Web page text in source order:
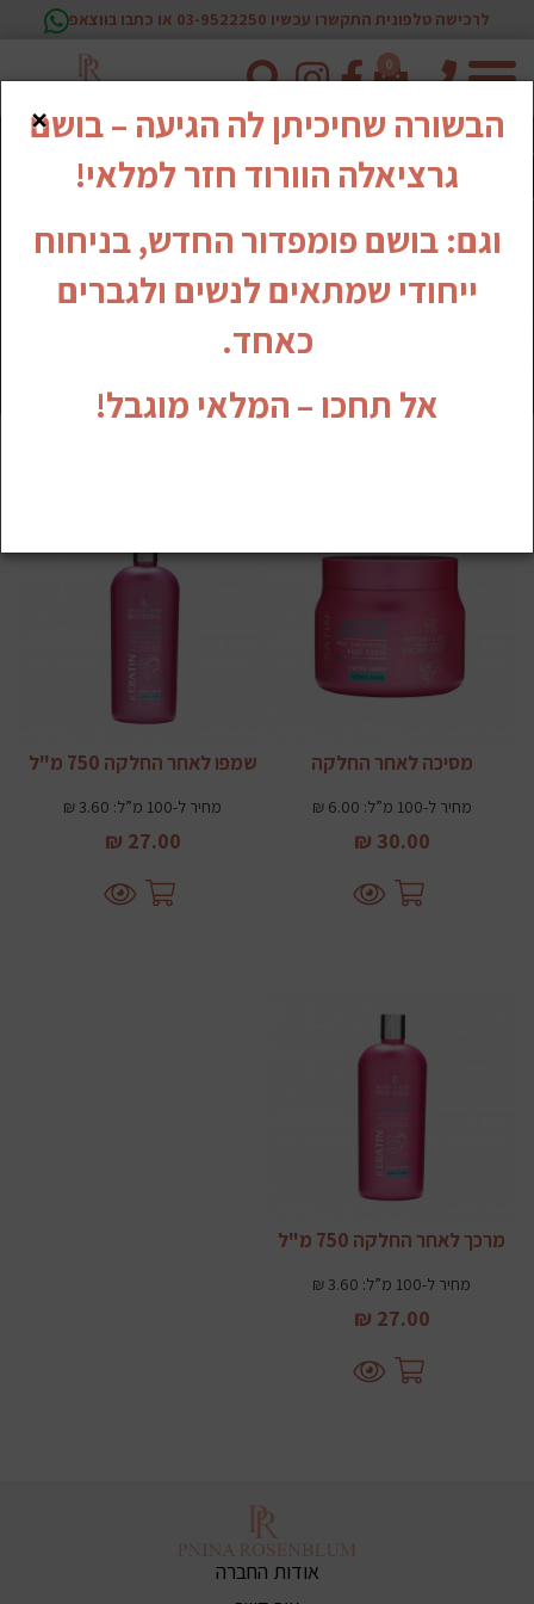
לרכישה טלפונית התקשרו עכשיו 03-9522250 או כתבו בווצאפ
טלפון
0
מסיכה לאחר החלקה
מחיר ל-100 מ”ל: 6.00 ₪
30.00 ₪
שמפו לאחר החלקה 750 מ"ל
מחיר ל-100 מ”ל: 3.60 ₪
27.00 ₪
מרכך לאחר החלקה 750 מ"ל
מחיר ל-100 מ”ל: 3.60 ₪
27.00 ₪
אודות החברה
×
הבשורה שחיכיתן לה הגיעה – בושם
גרציאלה הוורוד חזר למלאי!
וגם: בושם פומפדור החדש, בניחוח
ייחודי שמתאים לנשים ולגברים
כאחד.
אל תחכו – המלאי מוגבל!